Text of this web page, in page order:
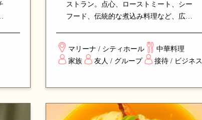
ストラン。点心、ローストミート、シー
フード、伝統的な煮込み料理など、広東
す。落ち着いた雰囲気の中、家族や友人
との集まり、ビジネスダイニングに最適
な、安定した品質と味で長年支持される
マリーナ / シティホール
中華料理
家族
友人 / グループ 接待 / ビジネス